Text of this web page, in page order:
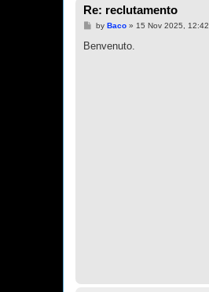
Re: reclutamento
P
s
by Baco» 15 Nov 2025, 12:42
Benvenuto.